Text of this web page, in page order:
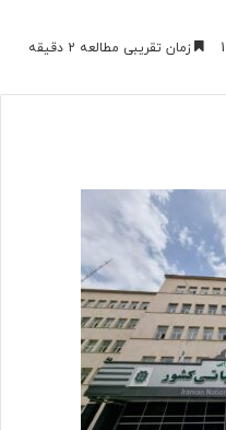
زمان تقریبی مطالعه 2 دقیقه